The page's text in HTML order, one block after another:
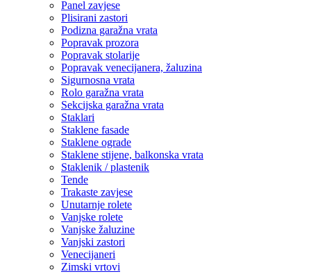
Panel zavjese
Plisirani zastori
Podizna garažna vrata
Popravak prozora
Popravak stolarije
Popravak venecijanera, žaluzina
Sigurnosna vrata
Rolo garažna vrata
Sekcijska garažna vrata
Staklari
Staklene fasade
Staklene ograde
Staklene stijene, balkonska vrata
Staklenik / plastenik
Tende
Trakaste zavjese
Unutarnje rolete
Vanjske rolete
Vanjske žaluzine
Vanjski zastori
Venecijaneri
Zimski vrtovi